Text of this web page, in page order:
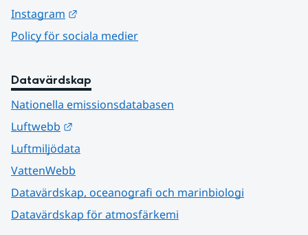
Instagram
Policy för sociala medier
Datavärdskap
Nationella emissionsdatabasen
Luftwebb
Luftmiljödata
VattenWebb
Datavärdskap, oceanografi och marinbiologi
Datavärdskap för atmosfärkemi